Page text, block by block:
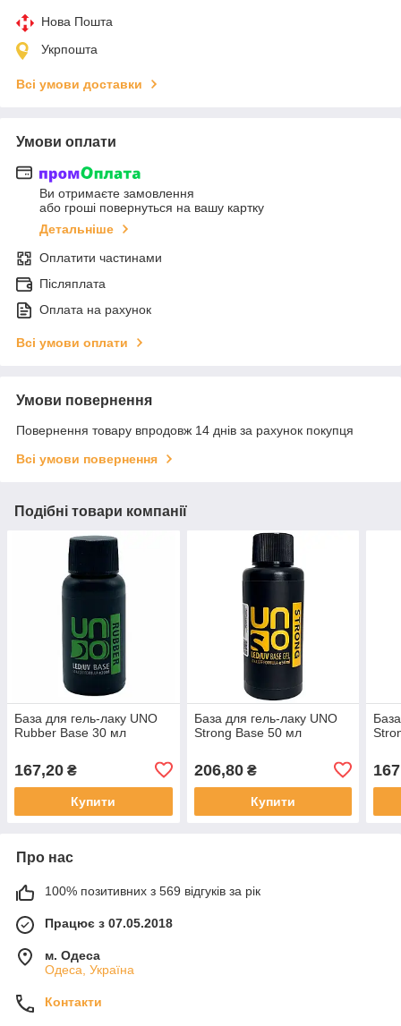
Нова Пошта
Укрпошта
Всі умови доставки
Умови оплати
Ви отримаєте замовлення
або гроші повернуться на вашу картку
Детальніше
Оплатити частинами
Післяплата
Оплата на рахунок
Всі умови оплати
Умови повернення
Повернення товару впродовж 14 днів за рахунок покупця
Всі умови повернення
Подібні товари компанії
База для гель-лаку UNO
Rubber Base 30 мл
167,20 ₴
Купити
База для гель-лаку UNO
Strong Base 50 мл
206,80₴
Купити
Про нас
100% позитивних з 569 відгуків за рік
Працює з 07.05.2018
м. Одеса
Одеса, Україна
Контакти